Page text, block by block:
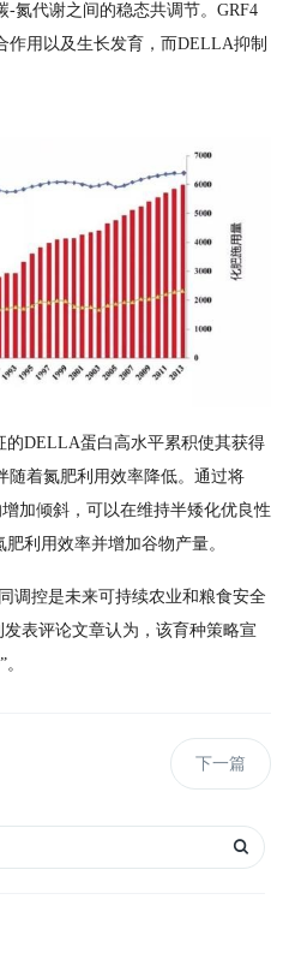
氮代谢之间的稳态共调节。GRF4
作用以及生长发育，而DELLA抑制
的DELLA蛋白高水平累积使其获得
随着氮肥利用效率降低。通过将
加倾斜，可以在维持半矮化优良性
利用效率并增加谷物产量。
调控是未来可持续农业和粮食安全
表评论文章认为，该育种策略宣
下一篇